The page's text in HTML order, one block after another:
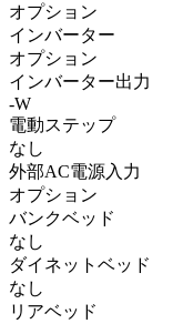
オプション
インバーター
オプション
インバーター出力
-W
電動ステップ
なし
外部AC電源入力
オプション
バンクベッド
なし
ダイネットベッド
なし
リアベッド